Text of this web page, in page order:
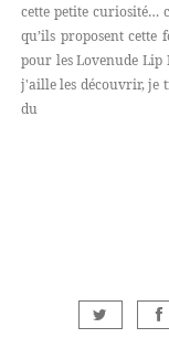
cette petite curiosité…
qu’ils proposent cette
pour les Lovenude
j'aille les découvrir, je
du